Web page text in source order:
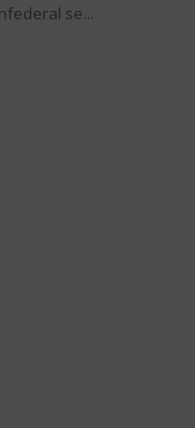
se...